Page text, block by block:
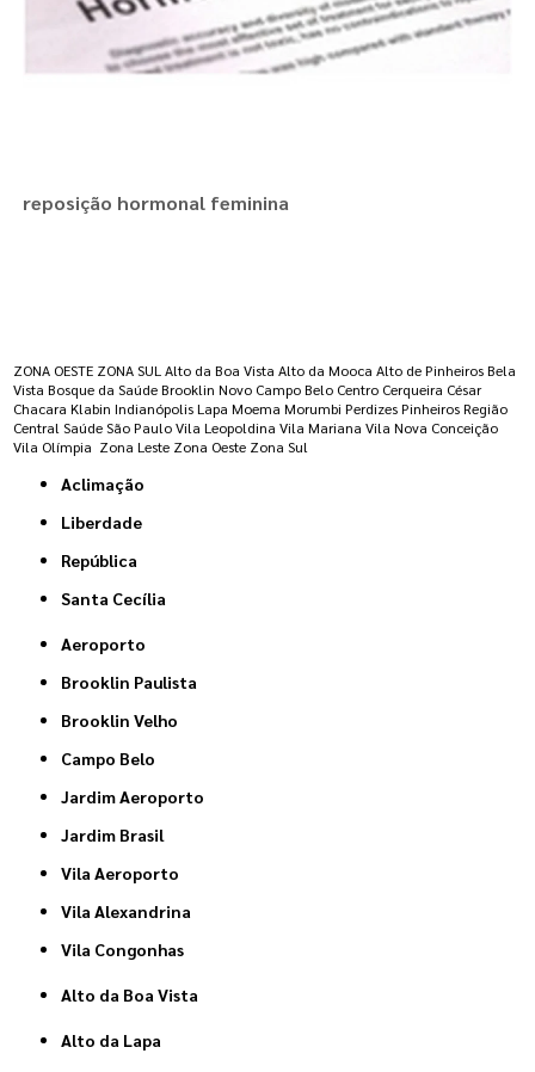
reposição hormonal feminina
ZONA OESTE ZONA SUL Alto da Boa Vista Alto da Mooca Alto de Pinheiros Bela
Vista Bosque da Saúde Brooklin Novo Campo Belo Centro Cerqueira César
Chacara Klabin Indianópolis Lapa Moema Morumbi Perdizes Pinheiros Região
Central Saúde São Paulo Vila Leopoldina Vila Mariana Vila Nova Conceição
Vila Olímpia Zona Leste Zona Oeste Zona Sul
Aclimação
Liberdade
República
Santa Cecília
Aeroporto
Brooklin Paulista
Brooklin Velho
Campo Belo
Jardim Aeroporto
Jardim Brasil
Vila Aeroporto
Vila Alexandrina
Vila Congonhas
Alto da Boa Vista
Alto da Lapa